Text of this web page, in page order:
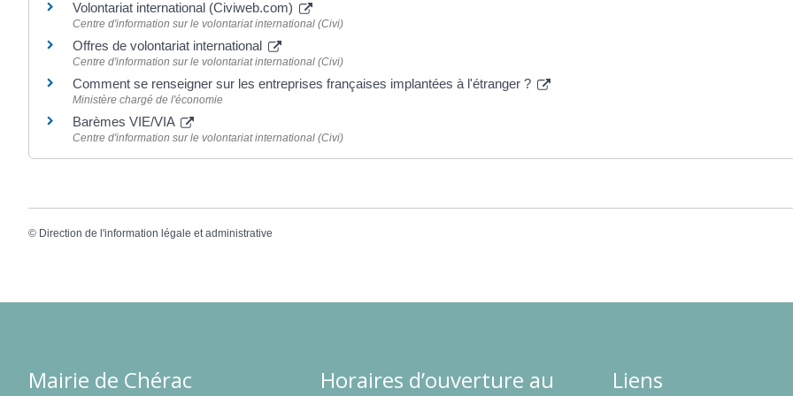
Volontariat international (Civiweb.com)
Centre d'information sur le volontariat international (Civi)
Offres de volontariat international
Centre d'information sur le volontariat international (Civi)
Comment se renseigner sur les entreprises françaises implantées à l'étranger ?
Ministère chargé de l'économie
Barèmes VIE/VIA
Centre d'information sur le volontariat international (Civi)
© Direction de l'information légale et administrative
Mairie de Chérac Horaires d’ouverture au Liens